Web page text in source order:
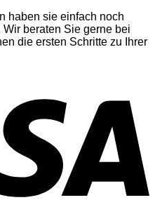
Potsdam
haben sie einfach noch
beraten Sie gerne bei
die ersten Schritte zu Ihrer